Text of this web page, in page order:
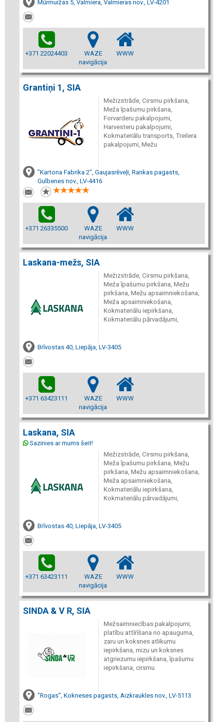
Mūrmuižas 5, Valmiera, Valmieras nov., LV-4201
+371 22024403
WAZE
navigācija
WWW
Grantiņi 1, SIA
Mežizstrāde, Cirsmu pirkšana,
Meža īpašumu pirkšana,
Forvarderu pakalpojumi,
Harvesteru pakalpojumi,
Kokmateriālu transports, Treilera
pakalpojumi, Mežu
"Kartona Fabrika 2", Gaujasrēveļi, Rankas pagasts,
Gulbenes nov., LV-4416
+371 26335500
WAZE
navigācija
WWW
Laskana-mežs, SIA
Mežizstrāde, Cirsmu pirkšana,
Meža īpašumu pirkšana, Mežu
pirkšana, Mežu apsaimniekošana,
Meža apsaimniekošana,
Kokmateriālu iepirkšana,
Kokmateriālu pārvadājumi,
Brīvostas 40, Liepāja, LV-3405
+371 63423111
WAZE
navigācija
WWW
Laskana, SIA
Sazinies ar mums šeit!
Mežizstrāde, Cirsmu pirkšana,
Meža īpašumu pirkšana, Mežu
pirkšana, Mežu apsaimniekošana,
Meža apsaimniekošana,
Kokmateriālu iepirkšana,
Kokmateriālu pārvadājumi,
Brīvostas 40, Liepāja, LV-3405
+371 63423111
WAZE
navigācija
WWW
SINDA & V R, SIA
Mežsaimniecības pakalpojumi,
platību attīrīšana no apauguma,
zaru un koksnes atlikumu
iepirkšana, mizu un koksnes
atgriezumu iepirkšana, īpašumu
iepirkšana, cirsmu
"Rogas", Kokneses pagasts, Aizkraukles nov., LV-5113